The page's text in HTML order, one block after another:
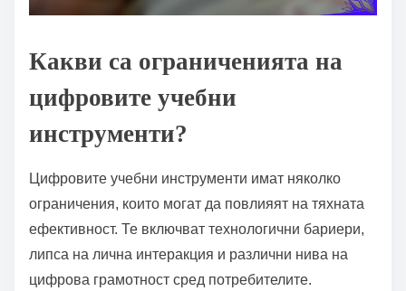
Какви са ограниченията на
цифровите учебни
инструменти?
Цифровите учебни инструменти имат няколко
ограничения, които могат да повлияят на тяхната
ефективност. Те включват технологични бариери,
липса на лична интеракция и различни нива на
цифрова грамотност сред потребителите.